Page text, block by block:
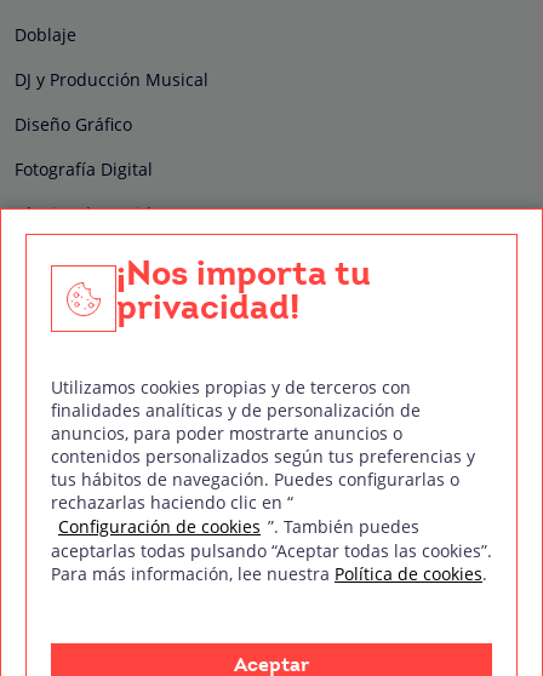
Doblaje
DJ y Producción Musical
Diseño Gráfico
Fotografía Digital
Técnico de Sonido
Edición y Postproducción de Vídeo
Nuestros sellos de calidad
Síguenos en Redes Sociales
mm 2026
Política de privacidad Política de cookies
Aviso legal
¡Nos importa tu
privacidad!
Utilizamos cookies propias y de terceros con
finalidades analíticas y de personalización de
anuncios, para poder mostrarte anuncios o
contenidos personalizados según tus preferencias y
tus hábitos de navegación. Puedes configurarlas o
rechazarlas haciendo clic en “
Configuración de cookies ”. También puedes
aceptarlas todas pulsando “Aceptar todas las cookies”.
Para más información, lee nuestra Política de cookies.
Aceptar